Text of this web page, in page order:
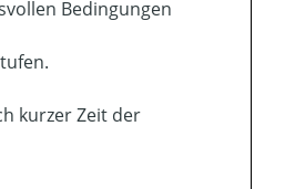
Bedingungen
kurzer Zeit der